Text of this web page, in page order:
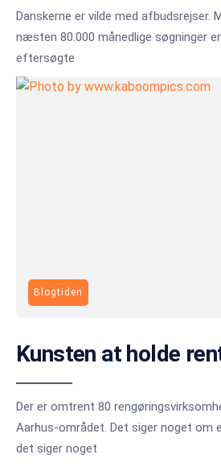
Danskerne er vilde med afbudsrejser.
næsten 80.000 månedlige søgninger
eftersøgte
Blogtiden
Kunsten at holde
Der er omtrent 80
Aarhus-området. Det siger noget om
det siger noget